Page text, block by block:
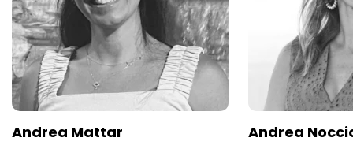
Andrea Mattar Andrea